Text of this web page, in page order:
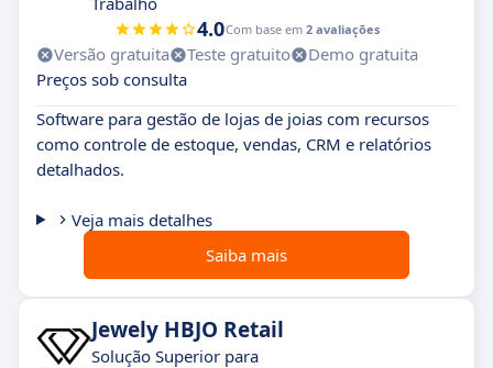
4.0Com base em 2 avaliações
Versão gratuita Teste gratuito
Demo gratuita
Preços sob consulta
Software para gestão de lojas de joias com recursos
como controle de estoque, vendas, CRM e relatórios
detalhados.
Veja mais detalhes
Saiba mais
Jewely HBJO Retail
Solução Superior para